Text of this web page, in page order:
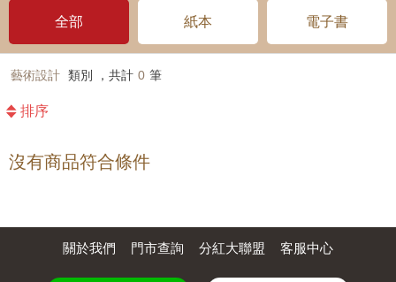
全部 紙本 電子書
藝術設計 類別 ，共計 0 筆
排序
沒有商品符合條件
關於我們 門市查詢 分紅大聯盟 客服中心